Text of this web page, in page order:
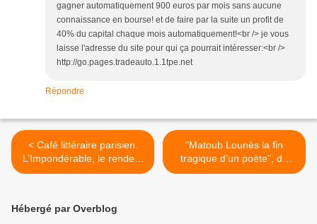
gagner automatiquement 900 euros par mois sans aucune
connaissance en bourse! et de faire par la suite un profit de
40% du capital chaque mois automatiquement!<br /> je vous
laisse l'adresse du site pour qui ça pourrait intéresser:<br />
http://go.pages.tradeauto.1.1tpe.net
Répondre
< Café littéraire parisien.
L’Impondérable, le rendez-
vous incontournable de
"Matoub Lounès la fin
tragique d’un poète", de
Youcef Zirem >
Hébergé par Overblog